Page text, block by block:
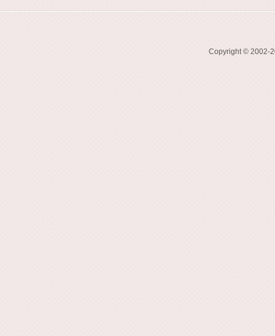
Copyright © 2002-